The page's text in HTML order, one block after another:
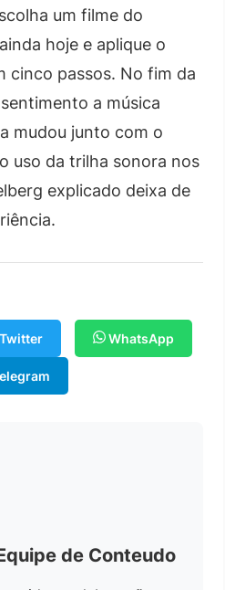
um filme do
hoje e aplique o
cinco passos. No fim da
a música
mudou junto com o
uso da trilha sonora nos
explicado deixa de
Twitter WhatsApp
de Conteudo